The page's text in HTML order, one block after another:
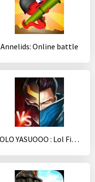
Annelids: Online battle
SOLO YASUOOO : Lol Fighting Battle